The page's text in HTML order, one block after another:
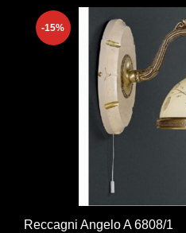
-15%
Reccagni Angelo A 6808/1